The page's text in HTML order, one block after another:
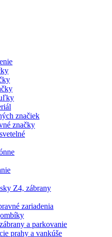
značiek
značky
Z4, zábrany
zariadenia
a parkovanie
prahy a vankúše